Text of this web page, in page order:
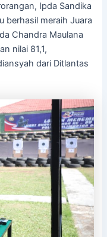
Ipda Sandika
berhasil meraih Juara
Chandra Maulana
nilai 81,1,
dari Ditlantas